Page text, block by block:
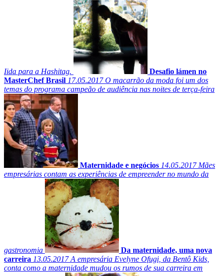
Iida para a Hashitag.
Desafio lámen no
MasterChef Brasil 17.05.2017O macarrão da moda foi um dos
temas do programa campeão de audiência nas noites de terça-feira
Maternidade e negócios 14.05.2017Mães
empresárias contam as experiências de empreender no mundo da
gastronomia
Da maternidade, uma nova
carreira 13.05.2017A empresária Evelyne Ofugi, da Bentô Kids,
conta como a maternidade mudou os rumos de sua carreira em